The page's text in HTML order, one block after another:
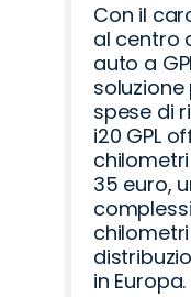
Con il
al centro
auto a
spese di
i20 GPL
35 euro,
in Europa.